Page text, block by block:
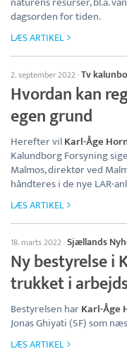
dagsorden for tiden.
LÆS ARTIKEL
2. september 2022·Tv
Hvordan kan
egen grund
Herefter vilKarl-Åge
Kalundborg Forsyning
Malmos, direktør ved
håndteres i de nye LAR-
LÆS ARTIKEL
18. marts 2022·Sjællands
Ny bestyrelse i
trukket i
Bestyrelsen harKarl-Åge
Jonas Ghiyati (SF) som
LÆS ARTIKEL